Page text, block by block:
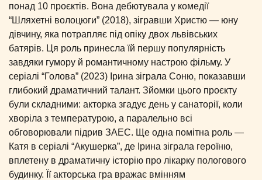
понад 10 проєктів. Вона дебютувала у комедії
“Шляхетні волоцюги” (2018), зігравши Христю — юну
дівчину, яка потрапляє під опіку двох львівських
батярів. Ця роль принесла їй першу популярність
завдяки гумору й романтичному настрою фільму. У
серіалі “Голова” (2023) Ірина зіграла Соню, показавши
глибокий драматичний талант. Зйомки цього проєкту
були складними: акторка згадує день у санаторії, коли
хворіла з температурою, а паралельно всі
обговорювали підрив ЗАЕС. Ще одна помітна роль —
Катя в серіалі “Акушерка”, де Ірина зіграла героїню,
вплетену в драматичну історію про лікарку пологового
будинку. Її акторська гра вражає вмінням